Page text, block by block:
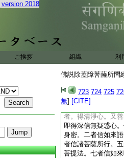
version 2018
ご挨拶 組織 利
佛説除蓋障菩薩所問
723 724 725
無] [CITE]
謗。而菩薩者畢竟
何故菩薩於如來教
發阿耨多羅三藐三
袈裟衣。於如來教
家。不爲怖不活故
尋求善法。近善知
所聽受正法。聽已
由離慢故除顛倒執
覺正道故得入法性
阿耨多羅三藐三菩
中不生毀謗。善男
者。得清淨心。又
即得深信無疑惑心
身密。二者信如來
者信諸菩薩所行。
菩提法。七者信如